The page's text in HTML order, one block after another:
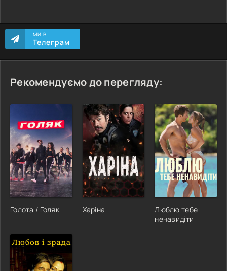
МИ В
Телеграм
Рекомендуємо до перегляду:
Голота / Голяк Харіна
Люблю тебе
ненавидіти